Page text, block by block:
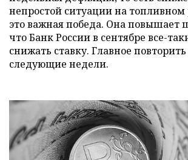
непростой ситуации на
это важная победа. Она повышает
что Банк России в сентябре все-
снижать ставку. Главное повторить
следующие недели.